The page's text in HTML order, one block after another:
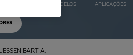
MODELOS APLICAÇÕES